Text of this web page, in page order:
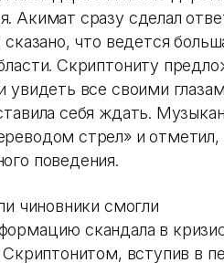
Акимат сразу сделал
что ведется
Скриптониту
увидеть все своими
себя ждать.
стрел» и отметил,
поведения.
чиновники смогли
скандала в
вступив в